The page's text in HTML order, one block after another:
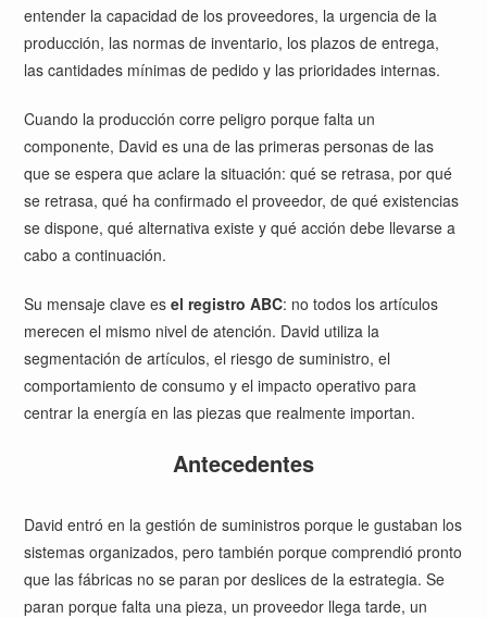
entender la capacidad de los proveedores, la urgencia de la
producción, las normas de inventario, los plazos de entrega,
las cantidades mínimas de pedido y las prioridades internas.
Cuando la producción corre peligro porque falta un
componente, David es una de las primeras personas de las
que se espera que aclare la situación: qué se retrasa, por qué
se retrasa, qué ha confirmado el proveedor, de qué existencias
se dispone, qué alternativa existe y qué acción debe llevarse a
cabo a continuación.
Su mensaje clave esel registro ABC: no todos los artículos
merecen el mismo nivel de atención. David utiliza la
segmentación de artículos, el riesgo de suministro, el
comportamiento de consumo y el impacto operativo para
centrar la energía en las piezas que realmente importan.
Antecedentes
David entró en la gestión de suministros porque le gustaban los
sistemas organizados, pero también porque comprendió pronto
que las fábricas no se paran por deslices de la estrategia. Se
paran porque falta una pieza, un proveedor llega tarde, un